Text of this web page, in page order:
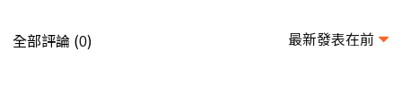
全部評論 (0) 最新發表在前